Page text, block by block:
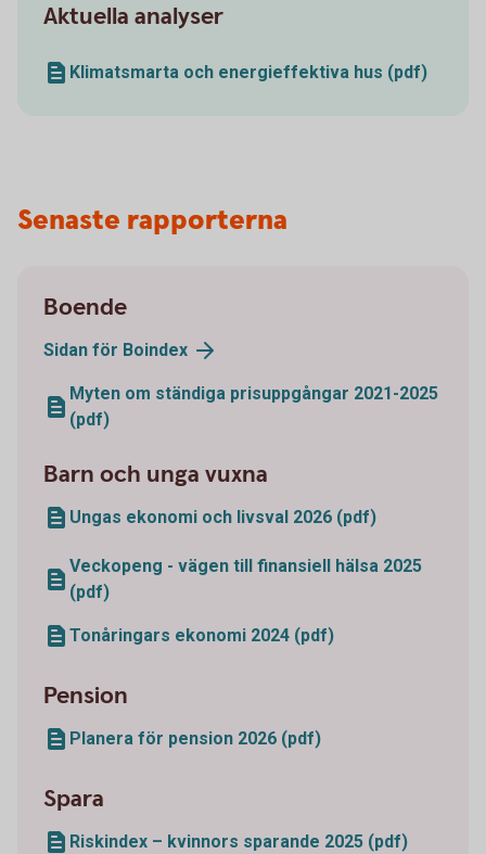
Aktuella analyser
Klimatsmarta och energieffektiva hus (pdf)
Senaste rapporterna
Boende
Sidan för Boindex
Myten om ständiga prisuppgångar 2021-2025
(pdf)
Barn och unga vuxna
Ungas ekonomi och livsval 2026 (pdf)
Veckopeng - vägen till finansiell hälsa 2025
(pdf)
Tonåringars ekonomi 2024 (pdf)
Pension
Planera för pension 2026 (pdf)
Spara
Riskindex – kvinnors sparande 2025 (pdf)